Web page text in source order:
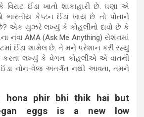
ઈંડા ખાતો શાકાહારી છે. ઘણા એ
ભારતીય કેપ્ટન ઈંડા ખાય છે તો પોતાને
એક યુઝરે લખ્યું કે કોહલીનો દાવો છે કે
નવા AMA (Ask Me Anything) સેશનમાં
ઈંડા શામેલ છે. તે મને પરેશાન કરી રહ્યું
લખ્યું કે વેગન કોહલીએ એ વાતની
ઈંડા નોન-વેજ અંતર્ગત નથી આવતા, તમને
hona phir bhi thik hai but
eggs is a new low